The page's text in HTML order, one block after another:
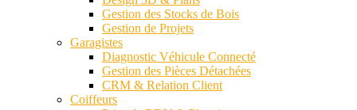
Gestion des Stocks de Bois
Gestion de Projets
Garagistes
Diagnostic Véhicule Connecté
Gestion des Pièces Détachées
CRM & Relation Client
Coiffeurs